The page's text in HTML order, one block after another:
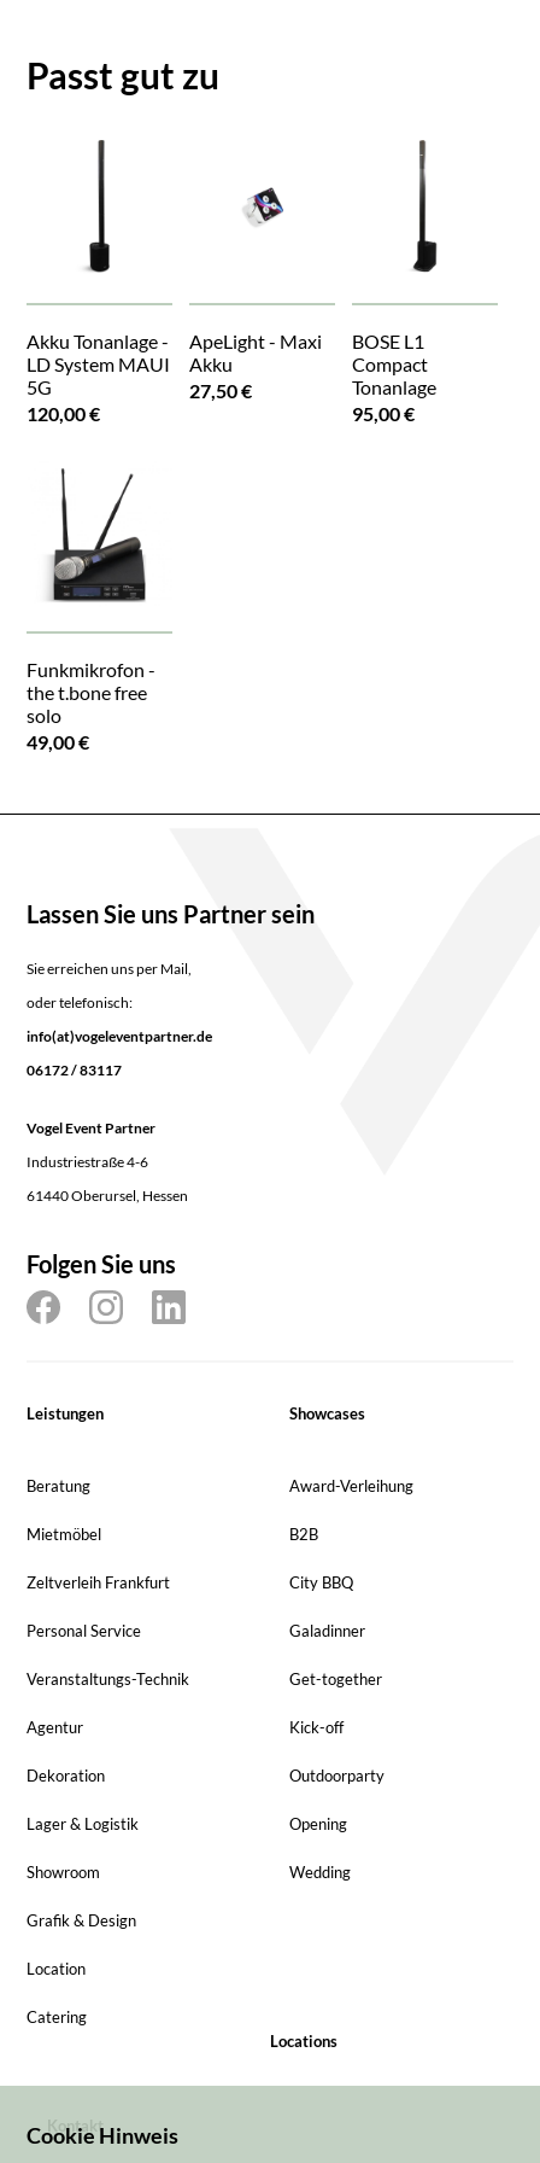
Passt gut zu
Akku Tonanlage -
LD System MAUI
5G
120,00 €
ApeLight - Maxi
Akku
27,50 €
BOSE L1
Compact
Tonanlage
95,00 €
Funkmikrofon -
the t.bone free
solo
49,00 €
Lassen Sie uns Partner sein
Sie erreichen uns per Mail,
oder telefonisch:
info(at)vogeleventpartner.de
06172 / 83117
Vogel Event Partner
Industriestraße 4-6
61440 Oberursel, Hessen
Folgen Sie uns
Leistungen
Beratung
Mietmöbel
Zeltverleih Frankfurt
Personal Service
Veranstaltungs-Technik
Agentur
Dekoration
Lager & Logistik
Showroom
Grafik & Design
Location
Catering
Showcases
Award-Verleihung
B2B
City BBQ
Galadinner
Get-together
Kick-off
Outdoorparty
Opening
Wedding
Locations
Kontakt
Cookie Hinweis